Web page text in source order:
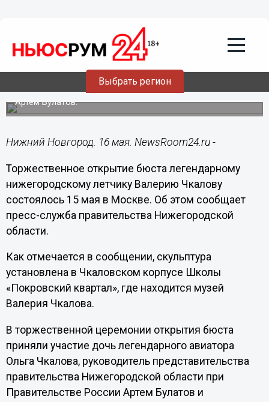
Выбрать регион
Бюст легендарному нижегородскому
летчику Валерию Чкалову установлен в
Москве
В церемонии открытия приняли участие дочь авиатора
Ольга Чкалова и руководитель представительства
нижегородского правительства при Правительстве РФ
Артем Булатов.
Нижний Новгород. 16 мая. NewsRoom24.ru -
Торжественное открытие бюста легендарному
нижегородскому летчику Валерию Чкалову
состоялось 15 мая в Москве. Об этом сообщает
пресс-служба правительства Нижегородской
области.
Как отмечается в сообщении, скульптура
установлена в Чкаловском корпусе Школы
«Покровский квартал», где находится музей
Валерия Чкалова.
В торжественной церемонии открытия бюста
приняли участие дочь легендарного авиатора
Ольга Чкалова, руководитель представительства
правительства Нижегородской области при
Правительстве России Артем Булатов и